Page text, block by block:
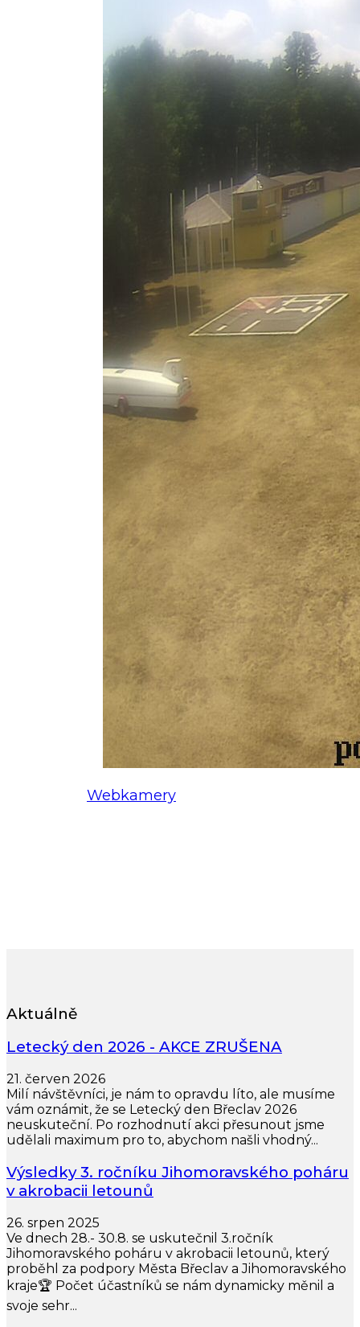
Webkamery
Aktuálně
Letecký den 2026 - AKCE ZRUŠENA
21. červen 2026
Milí návštěvníci, je nám to opravdu líto, ale musíme
vám oznámit, že se Letecký den Břeclav 2026
neuskuteční. Po rozhodnutí akci přesunout jsme
udělali maximum pro to, abychom našli vhodný...
Výsledky 3. ročníku Jihomoravského poháru
v akrobacii letounů
26. srpen 2025
Ve dnech 28.- 30.8. se uskutečnil 3.ročník
Jihomoravského poháru v akrobacii letounů, který
proběhl za podpory Města Břeclav a Jihomoravského
kraje🏆 Počet účastníků se nám dynamicky měnil a
svoje sehr...